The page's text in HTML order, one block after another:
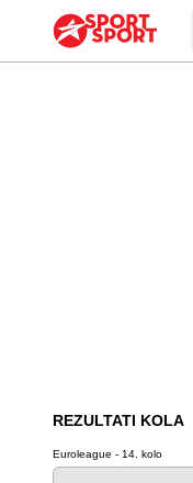
REZULTATI KOLA
Euroleague - 14. kolo